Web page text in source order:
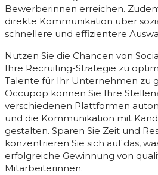
Bewerberinnen erreichen.
direkte Kommunikation über
schnellere und effizientere
Nutzen Sie die Chancen von
Ihre Recruiting-Strategie zu
Talente für Ihr Unternehmen zu
Occupop können Sie Ihre
verschiedenen Plattformen
und die Kommunikation mit
gestalten. Sparen Sie Zeit und
konzentrieren Sie sich auf das,
erfolgreiche Gewinnung von
Mitarbeiterinnen.